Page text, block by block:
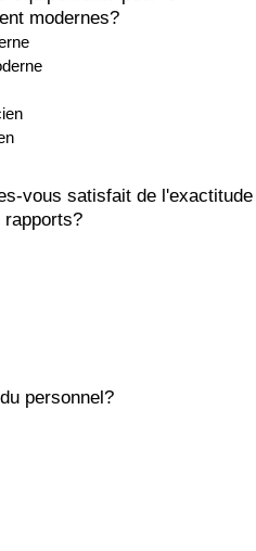
modernes?
vous satisfait de l'exactitude
personnel?